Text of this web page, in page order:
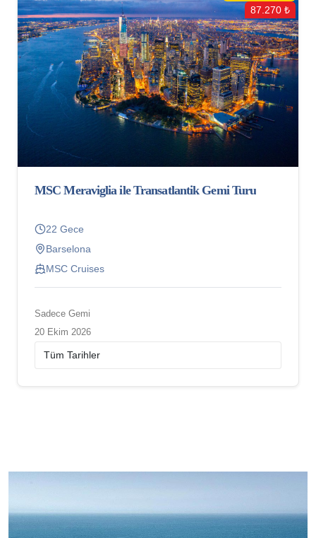
87.270 ₺
MSC Meraviglia ile Transatlantik Gemi Turu
22 Gece
Barselona
MSC Cruises
Sadece Gemi
20 Ekim 2026